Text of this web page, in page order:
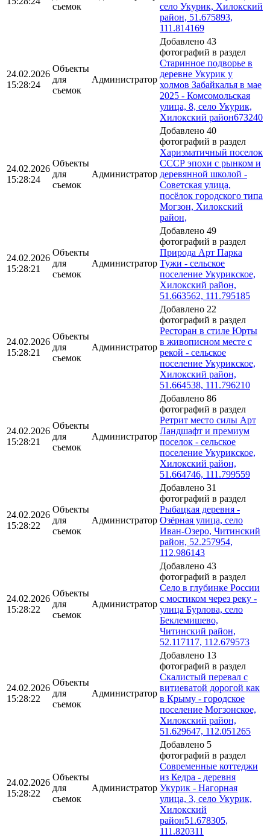
съемок
село Укурик, Хилокский
район, 51.675893,
111.814169
24.02.2026
15:28:24
Объекты
для
съемок
Администратор
Добавлено 43
фотографий в раздел
Старинное подворье в
деревне Укурик у
холмов Забайкалья в мае
2025 - Комсомольская
улица, 8, село Укурик,
Хилокский район673240
24.02.2026
15:28:24
Объекты
для
съемок
Администратор
Добавлено 40
фотографий в раздел
Харизматичный поселок
СССР эпохи с рынком и
деревянной школой -
Советская улица,
посёлок городского типа
Могзон, Хилокский
район,
24.02.2026
15:28:21
Объекты
для
съемок
Администратор
Добавлено 49
фотографий в раздел
Природа Арт Парка
Тужи - сельское
поселение Укурикское,
Хилокский район,
51.663562, 111.795185
24.02.2026
15:28:21
Объекты
для
съемок
Администратор
Добавлено 22
фотографий в раздел
Ресторан в стиле Юрты
в живописном месте с
рекой - сельское
поселение Укурикское,
Хилокский район,
51.664538, 111.796210
24.02.2026
15:28:21
Объекты
для
съемок
Администратор
Добавлено 86
фотографий в раздел
Ретрит место силы Арт
Ландшафт и премиум
поселок - сельское
поселение Укурикское,
Хилокский район,
51.664746, 111.799559
24.02.2026
15:28:22
Объекты
для
съемок
Администратор
Добавлено 31
фотографий в раздел
Рыбацкая деревня -
Озёрная улица, село
Иван-Озеро, Читинский
район, 52.257954,
112.986143
24.02.2026
15:28:22
Объекты
для
съемок
Администратор
Добавлено 43
фотографий в раздел
Село в глубинке России
с мостиком через реку -
улица Бурлова, село
Беклемишево,
Читинский район,
52.117117, 112.679573
24.02.2026
15:28:22
Объекты
для
съемок
Администратор
Добавлено 13
фотографий в раздел
Скалистый перевал с
витиеватой дорогой как
в Крыму - городское
поселение Могзонское,
Хилокский район,
51.629647, 112.051265
24.02.2026
15:28:22
Объекты
для
съемок
Администратор
Добавлено 5
фотографий в раздел
Современные коттеджи
из Кедра - деревня
Укурик - Нагорная
улица, 3, село Укурик,
Хилокский
район51.678305,
111.820311